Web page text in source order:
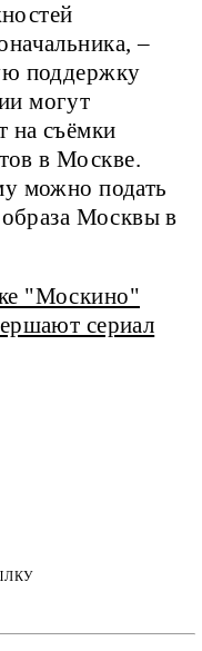
–
поддержку
могут
на съёмки
в Москве.
можно подать
образа Москвы в
"Москино"
сериал